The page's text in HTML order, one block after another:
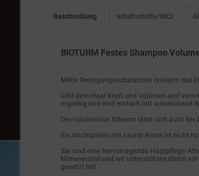
Beschreibung Inhaltsstoffe/INCI
BIOTURM Festes Shampoo
Milde Reinigungssubstanzen reinigen das
Gibt dem Haar Kraft und Volumen und
ergiebig und wird einfach mit ausreichend
Der voluminöse Schaum lässt sich auch
Ein Nachspülen mit saurer Rinse ist nicht
Sie sind eine hervorragende Haarpflege-
klimaneutral und wir unterstützen damit
gesetzt hat.